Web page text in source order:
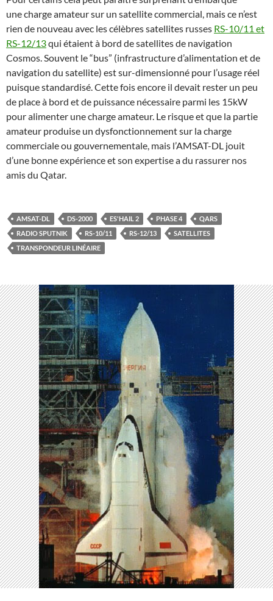
une charge amateur sur un satellite commercial, mais ce n’est
rien de nouveau avec les célèbres satellites russes RS-10/11 et
RS-12/13qui étaient à bord de satellites de navigation
Cosmos. Souvent le “bus” (infrastructure d’alimentation et de
navigation du satellite) est sur-dimensionné pour l’usage réel
puisque standardisé. Cette fois encore il devait rester un peu
de place à bord et de puissance nécessaire parmi les 15kW
pour alimenter une charge amateur. Le risque et que la partie
amateur produise un dysfonctionnement sur la charge
commerciale ou gouvernementale, mais l’AMSAT-DL jouit
d’une bonne expérience et son expertise a du rassurer nos
amis du Qatar.
AMSAT-DL DS-2000 ES'HAIL 2 PHASE 4
QARS
RADIO SPUTNIK
RS-10/11 RS-12/13
SATELLITES
TRANSPONDEUR LINÉAIRE